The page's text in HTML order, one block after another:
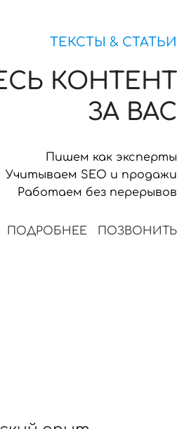
ТЕКСТЫ & СТАТЬИ
КОНТЕНТ
ЗА ВАС
Пишем как эксперты
Учитываем SEO и продажи
Работаем без перерывов
ПОДРОБНЕЕ ПОЗВОНИТЬ